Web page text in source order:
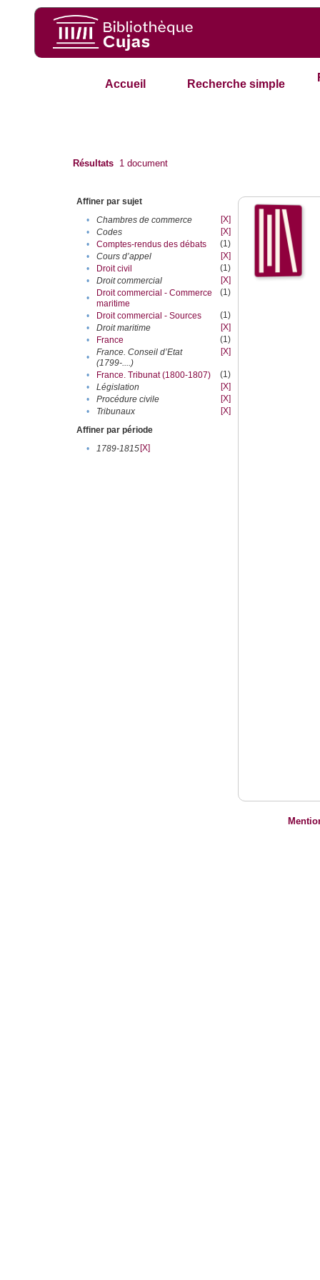
Accueil Recherche simple
Résultats 1 document
Affiner par sujet
•
Chambres de commerce
[X]
•
Codes
[X]
•
Comptes-rendus des débats
(1)
•
Cours d’appel
[X]
•
Droit civil
(1)
•
Droit commercial
[X]
•
Droit commercial - Commerce
maritime
(1)
• Droit commercial - Sources
(1)
•
Droit maritime
[X]
•
France
(1)
•
France. Conseil d’Etat
(1799-....)
[X]
• France. Tribunat (1800-1807)
(1)
•
Législation
[X]
•
Procédure civile
[X]
•
Tribunaux
[X]
Affiner par période
•
1789-1815[X]